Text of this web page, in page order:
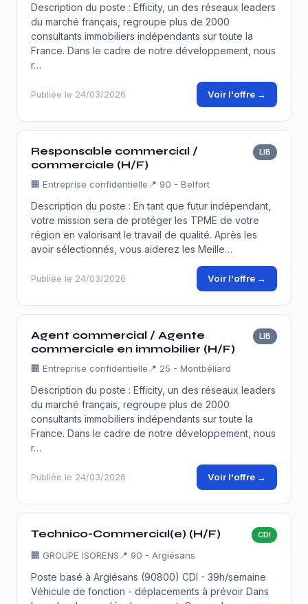
Description du poste : Efficity, un des réseaux leaders
du marché français, regroupe plus de 2000
consultants immobiliers indépendants sur toute la
France. Dans le cadre de notre développement, nous
r…
Publiée le 24/03/2026 Voir l'offre →
Responsable commercial /
commerciale (H/F)
LIB
🏢 Entreprise confidentielle 📍 90 - Belfort
Description du poste : En tant que futur indépendant,
votre mission sera de protéger les TPME de votre
région en valorisant le travail de qualité. Après les
avoir sélectionnés, vous aiderez les Meille…
Publiée le 24/03/2026 Voir l'offre →
Agent commercial / Agente
commerciale en immobilier (H/F)
LIB
🏢 Entreprise confidentielle 📍 25 - Montbéliard
Description du poste : Efficity, un des réseaux leaders
du marché français, regroupe plus de 2000
consultants immobiliers indépendants sur toute la
France. Dans le cadre de notre développement, nous
r…
Publiée le 24/03/2026 Voir l'offre →
Technico-Commercial(e) (H/F) CDI
🏢 GROUPE ISORENS 📍 90 - Argiésans
Poste basé à Argiésans (90800) CDI - 39h/semaine
Véhicule de fonction - déplacements à prévoir Dans